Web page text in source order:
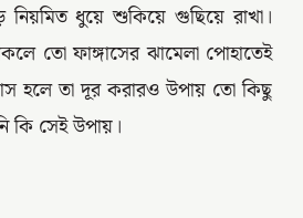
ধুয়ে শুকিয়ে গুছিয়ে রাখা।
তো ফাঙ্গাসের ঝামেলা পোহাতেই
হলে তা দূর করারও উপায় তো কিছু
সেই উপায়।